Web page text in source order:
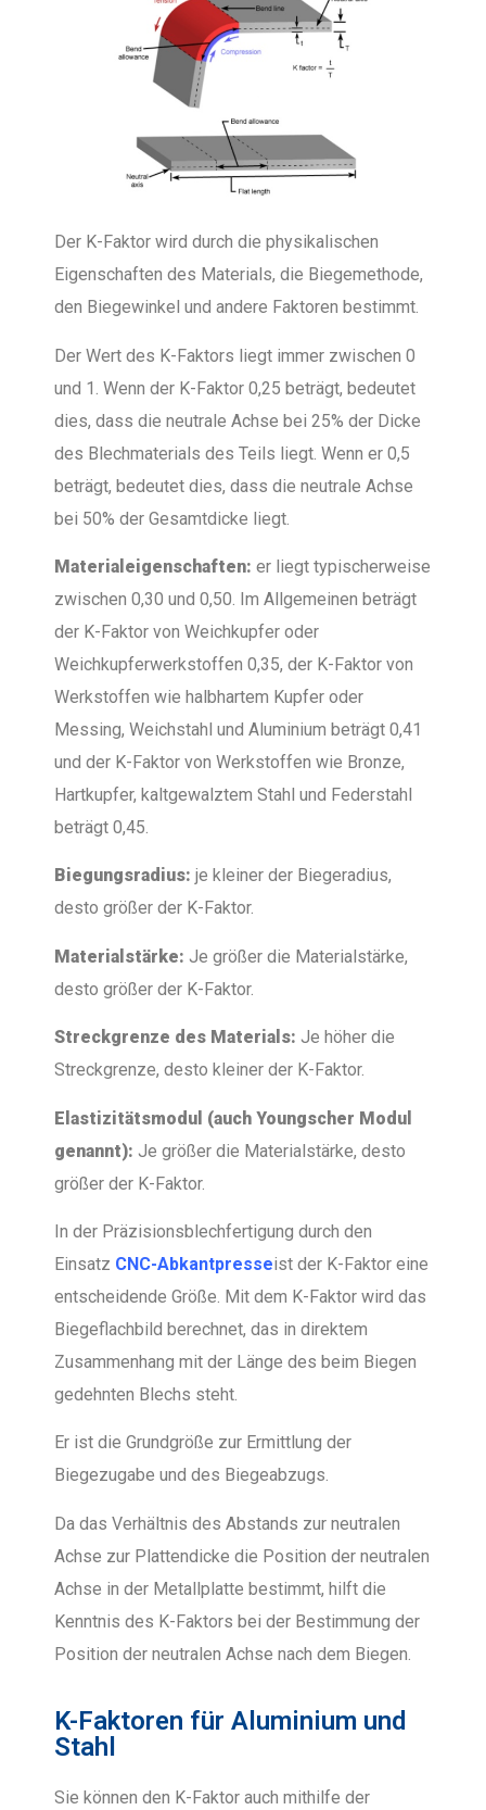
Der K-Faktor wird durch die physikalischen
Eigenschaften des Materials, die Biegemethode,
den Biegewinkel und andere Faktoren bestimmt.
Der Wert des K-Faktors liegt immer zwischen 0
und 1. Wenn der K-Faktor 0,25 beträgt, bedeutet
dies, dass die neutrale Achse bei 25% der Dicke
des Blechmaterials des Teils liegt. Wenn er 0,5
beträgt, bedeutet dies, dass die neutrale Achse
bei 50% der Gesamtdicke liegt.
Materialeigenschaften: er liegt typischerweise
zwischen 0,30 und 0,50. Im Allgemeinen beträgt
der K-Faktor von Weichkupfer oder
Weichkupferwerkstoffen 0,35, der K-Faktor von
Werkstoffen wie halbhartem Kupfer oder
Messing, Weichstahl und Aluminium beträgt 0,41
und der K-Faktor von Werkstoffen wie Bronze,
Hartkupfer, kaltgewalztem Stahl und Federstahl
beträgt 0,45.
Biegungsradius: je kleiner der Biegeradius,
desto größer der K-Faktor.
Materialstärke: Je größer die Materialstärke,
desto größer der K-Faktor.
Streckgrenze des Materials: Je höher die
Streckgrenze, desto kleiner der K-Faktor.
Elastizitätsmodul (auch Youngscher Modul
genannt): Je größer die Materialstärke, desto
größer der K-Faktor.
In der Präzisionsblechfertigung durch den
Einsatz CNC-Abkantpresseist der K-Faktor eine
entscheidende Größe. Mit dem K-Faktor wird das
Biegeflachbild berechnet, das in direktem
Zusammenhang mit der Länge des beim Biegen
gedehnten Blechs steht.
Er ist die Grundgröße zur Ermittlung der
Biegezugabe und des Biegeabzugs.
Da das Verhältnis des Abstands zur neutralen
Achse zur Plattendicke die Position der neutralen
Achse in der Metallplatte bestimmt, hilft die
Kenntnis des K-Faktors bei der Bestimmung der
Position der neutralen Achse nach dem Biegen.
K-Faktoren für Aluminium und
Stahl
Sie können den K-Faktor auch mithilfe der